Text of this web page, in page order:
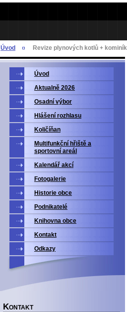
Úvod Revize plynových kotlů + kominík
Úvod
Aktualně 2026
Osadní výbor
Hlášení rozhlasu
Količíňan
Multifunkční hřiště a
sportovní areál
Kalendář akcí
Fotogalerie
Historie obce
Podnikatelé
Knihovna obce
Kontakt
Odkazy
KONTAKT